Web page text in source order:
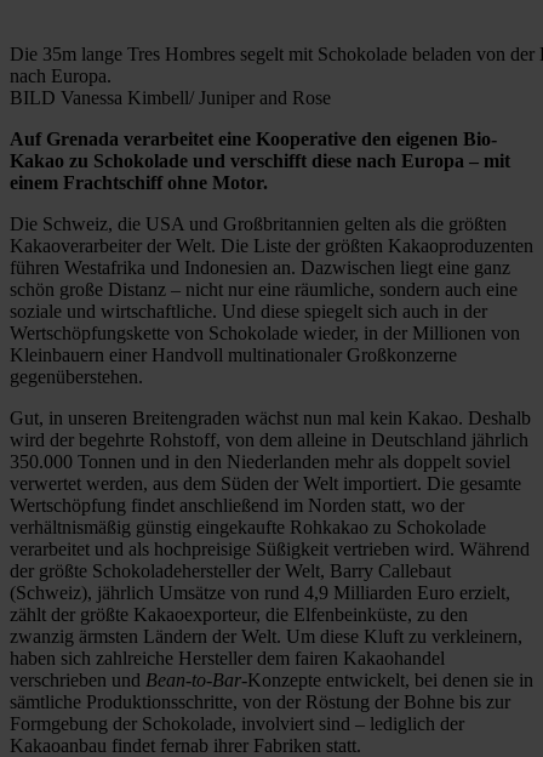
Die 35m lange Tres Hombres segelt mit Schokolade beladen von
nach Europa.
BILD Vanessa Kimbell/ Juniper and Rose
Auf Grenada verarbeitet eine Kooperative den eigenen Bio-
Kakao zu Schokolade und verschifft diese nach Europa – mit
einem Frachtschiff ohne Motor.
Die Schweiz, die USA und Großbritannien gelten als die größten
Kakaoverarbeiter der Welt. Die Liste der größten Kakaoproduzenten
führen Westafrika und Indonesien an. Dazwischen liegt eine ganz
schön große Distanz – nicht nur eine räumliche, sondern auch eine
soziale und wirtschaftliche. Und diese spiegelt sich auch in der
Wertschöpfungskette von Schokolade wieder, in der Millionen von
Kleinbauern einer Handvoll multinationaler Großkonzerne
gegenüberstehen.
Gut, in unseren Breitengraden wächst nun mal kein Kakao. Deshalb
wird der begehrte Rohstoff, von dem alleine in Deutschland jährlich
350.000 Tonnen und in den Niederlanden mehr als doppelt soviel
verwertet werden, aus dem Süden der Welt importiert. Die gesamte
Wertschöpfung findet anschließend im Norden statt, wo der
verhältnismäßig günstig eingekaufte Rohkakao zu Schokolade
verarbeitet und als hochpreisige Süßigkeit vertrieben wird. Während
der größte Schokoladehersteller der Welt, Barry Callebaut
(Schweiz), jährlich Umsätze von rund 4,9 Milliarden Euro erzielt,
zählt der größte Kakaoexporteur, die Elfenbeinküste, zu den
zwanzig ärmsten Ländern der Welt. Um diese Kluft zu verkleinern,
haben sich zahlreiche Hersteller dem fairen Kakaohandel
verschrieben und Bean-to-Bar-Konzepte entwickelt, bei denen sie in
sämtliche Produktionsschritte, von der Röstung der Bohne bis zur
Formgebung der Schokolade, involviert sind – lediglich der
Kakaoanbau findet fernab ihrer Fabriken statt.